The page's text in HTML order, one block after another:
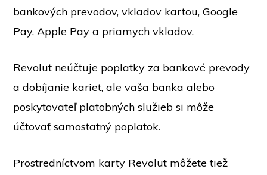
bankových prevodov, vkladov kartou, Google
Pay, Apple Pay a priamych vkladov.
Revolut neúčtuje poplatky za bankové prevody
a dobíjanie kariet, ale vaša banka alebo
poskytovateľ platobných služieb si môže
účtovať samostatný poplatok.
Prostredníctvom karty Revolut môžete tiež